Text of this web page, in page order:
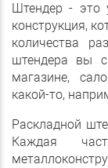
Штендер - это
конструкция,
количества
штендера вы
магазине,
какой-то,
Раскладной
Каждая